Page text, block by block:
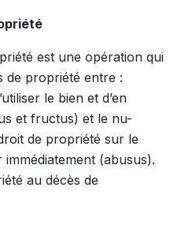
est une opération qui
de propriété entre :
le bien et d’en
et fructus) et le nu-
de propriété sur le
(abusus).
au décès de